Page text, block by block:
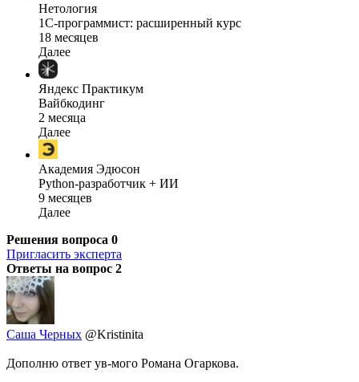
Нетология
1C-программист: расширенный курс
18 месяцев
Далее
Яндекс Практикум
Вайбкодинг
2 месяца
Далее
Академия Эдюсон
Python-разработчик + ИИ
9 месяцев
Далее
Решения вопроса 0
Пригласить эксперта
Ответы на вопрос 2
Саша Черных @Kristinita
Дополню ответ ув-мого Романа Огаркова.